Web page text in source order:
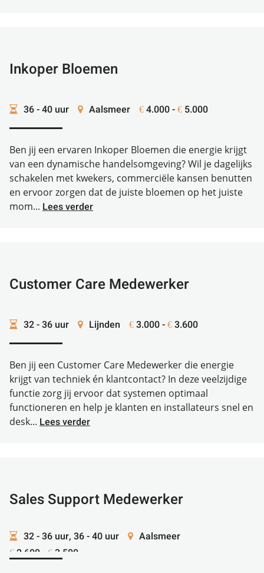
Inkoper Bloemen
36 - 40 uur Aalsmeer € 4.000 - € 5.000
Ben jij een ervaren Inkoper Bloemen die energie krijgt
van een dynamische handelsomgeving? Wil je dagelijks
schakelen met kwekers, commerciële kansen benutten
en ervoor zorgen dat de juiste bloemen op het juiste
mom... Lees verder
Customer Care Medewerker
32 - 36 uur Lijnden € 3.000 - € 3.600
Ben jij een Customer Care Medewerker die energie
krijgt van techniek én klantcontact? In deze veelzijdige
functie zorg jij ervoor dat systemen optimaal
functioneren en help je klanten en installateurs snel en
desk... Lees verder
Sales Support Medewerker
32 - 36 uur, 36 - 40 uur Aalsmeer
€ 2.600 - € 3.500